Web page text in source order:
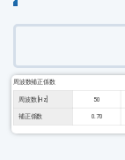
周波数補正係数
周波数 [Hz] 50
補正係数 0.70